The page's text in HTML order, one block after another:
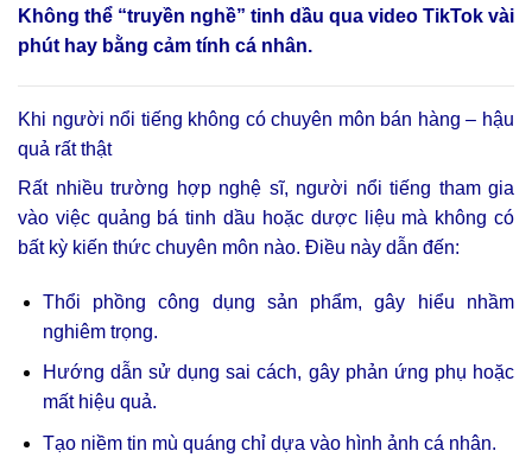
Không thể “truyền nghề” tinh dầu qua video TikTok vài
phút hay bằng cảm tính cá nhân.
Khi người nổi tiếng không có chuyên môn bán hàng – hậu
quả rất thật
Rất nhiều trường hợp nghệ sĩ, người nổi tiếng tham gia
vào việc quảng bá tinh dầu hoặc dược liệu mà không có
bất kỳ kiến thức chuyên môn nào. Điều này dẫn đến:
Thổi phồng công dụng sản phẩm, gây hiểu nhầm
nghiêm trọng.
Hướng dẫn sử dụng sai cách, gây phản ứng phụ hoặc
mất hiệu quả.
Tạo niềm tin mù quáng chỉ dựa vào hình ảnh cá nhân.